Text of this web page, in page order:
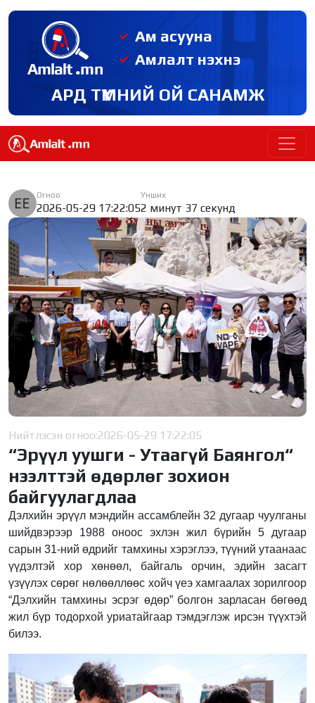
Ам асууна
Амлалт нэхнэ
АРД ТҮМНИЙ ОЙ САНАМЖ
Огноо
2026-05-29 17:22:05
Унших
2 минут 37 секунд
Нийтлэсэн огноо:2026-05-29 17:22:05
“Эрүүл уушги - Утаагүй Баянгол“
нээлттэй өдөрлөг зохион
байгуулагдлаа
Дэлхийн эрүүл мэндийн ассамблейн 32 дугаар чуулганы
шийдвэрээр 1988 оноос эхлэн жил бүрийн 5 дугаар
сарын 31-ний өдрийг тамхины хэрэглээ, түүний утаанаас
үүдэлтэй хор хөнөөл, байгаль орчин, эдийн засагт
үзүүлэх сөрөг нөлөөллөөс хойч үеэ хамгаалах зорилгоор
“Дэлхийн тамхины эсрэг өдөр” болгон зарласан бөгөөд
жил бүр тодорхой уриатайгаар тэмдэглэж ирсэн түүхтэй
билээ.